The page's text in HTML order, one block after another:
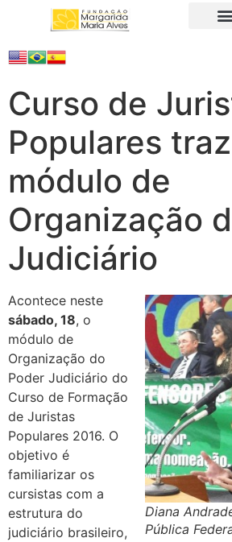
Curso de
Populares traz
módulo de
Organização
Judiciário
Diana
Pública
Acontece neste
sábado, 18, o
módulo de
Organização do
Poder Judiciário do
Curso de Formação
de Juristas
Populares 2016. O
objetivo é
familiarizar os
cursistas com a
estrutura do
judiciário brasileiro,